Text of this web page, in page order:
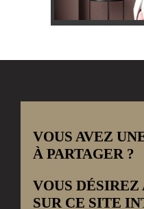
VOUS AVEZ
À PARTAGER ?
VOUS DÉSIREZ
SUR CE SITE